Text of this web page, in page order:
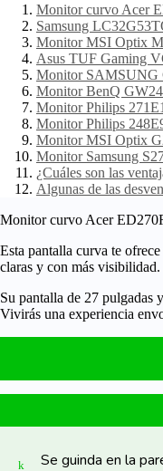
Monitor curvo Acer
Samsung
Monitor MSI Optix
Asus TUF Gaming
Monitor SAMSUNG
Monitor BenQ
Monitor Philips
Monitor Philips
Monitor MSI Optix
Monitor Samsung
¿Cuáles son las
Algunas de las d
Monitor curvo Acer
Esta pantalla curva te
claras y con más visibilidad.
Su pantalla de 27 pulgadas
Vivirás una experiencia
Se guinda en la